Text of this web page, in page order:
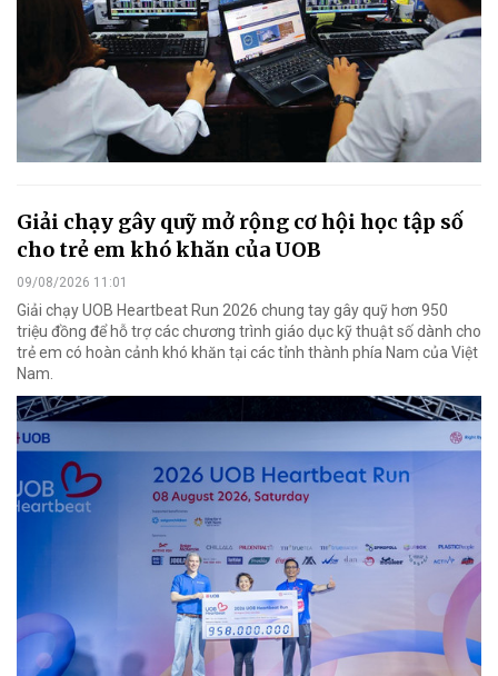
Giải chạy gây quỹ mở rộng cơ hội học tập số
cho trẻ em khó khăn của UOB
09/08/2026 11:01
Giải chạy UOB Heartbeat Run 2026 chung tay gây quỹ hơn 950
triệu đồng để hỗ trợ các chương trình giáo dục kỹ thuật số dành cho
trẻ em có hoàn cảnh khó khăn tại các tỉnh thành phía Nam của Việt
Nam.